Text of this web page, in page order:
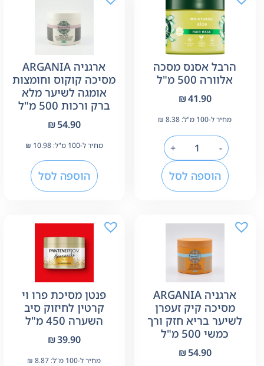
הרבל אסנס מסכה
אלוורה 500 מ"ל
₪41.90
מחיר ל-100 מ"ל: ₪ 8.38
-
+
הוספה לסל
ארגניה ARGANIA
מסיכה קוקוס וחומצות
אומגה לשיער מלא
ברק ורכות 500 מ"ל
₪ 54.90
מחיר ל-100 מ"ל: ₪ 10.98
הוספה לסל
ארגניה ARGANIA
מסיכה קיק זעפרן
לשיער בריא חזק ורך
כמשי 500 מ"ל
₪ 54.90
פנטן מסיכת פרו וי
קרטין לחיזוק סיב
השערה 450 מ"ל
₪39.90
מחיר ל-100 מ"ל: ₪ 8.87